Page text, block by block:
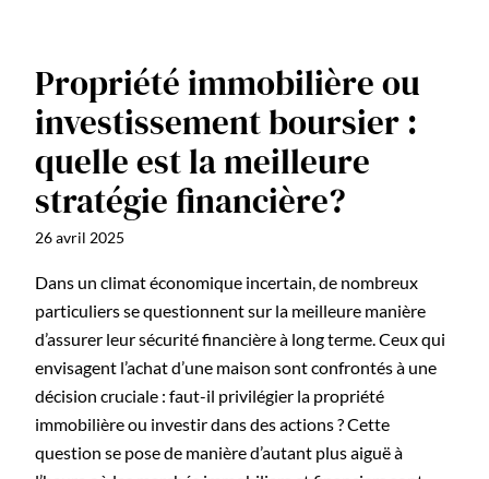
Propriété immobilière ou
investissement boursier :
quelle est la meilleure
stratégie financière?
26 avril 2025
Dans un climat économique incertain, de nombreux
particuliers se questionnent sur la meilleure manière
d’assurer leur sécurité financière à long terme. Ceux qui
envisagent l’achat d’une maison sont confrontés à une
décision cruciale : faut-il privilégier la propriété
immobilière ou investir dans des actions ? Cette
question se pose de manière d’autant plus aiguë à